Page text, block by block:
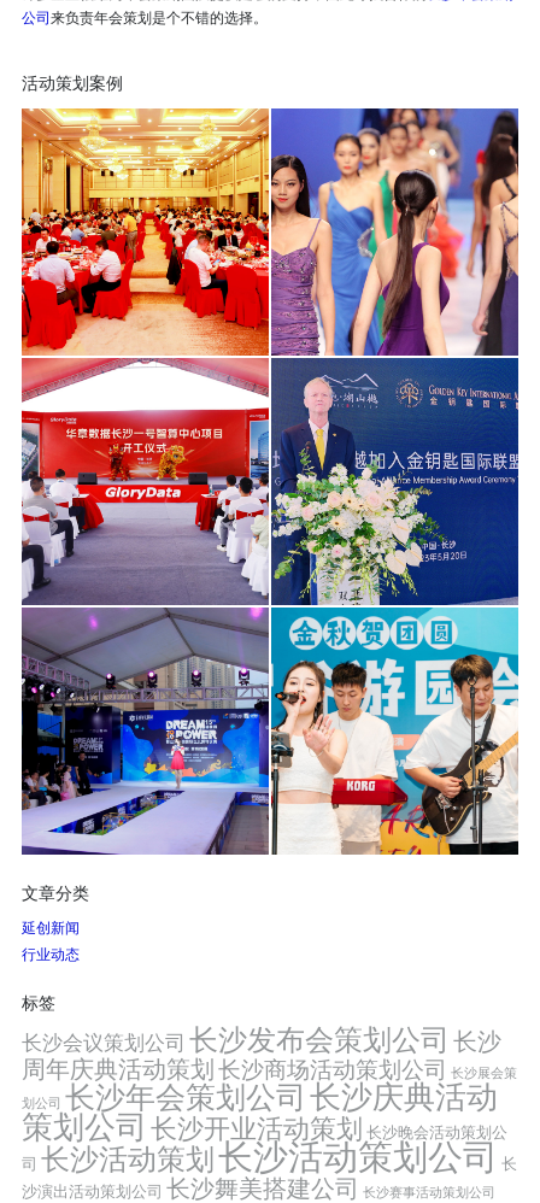
公司 来负责年会策划是个不错的选择。
活动策划案例
文章分类
延创新闻
行业动态
标签
长沙会议策划公司 长沙发布会策划公司 长沙
周年庆典活动策划 长沙商场活动策划公司 长沙展会策
划公司 长沙年会策划公司 长沙庆典活动
策划公司 长沙开业活动策划 长沙晚会活动策划公
司 长沙活动策划 长沙活动策划公司
长
沙演出活动策划公司 长沙舞美搭建公司 长沙赛事活动策划公司